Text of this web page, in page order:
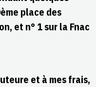
place des
et n° 1 sur la Fnac
et à mes frais,